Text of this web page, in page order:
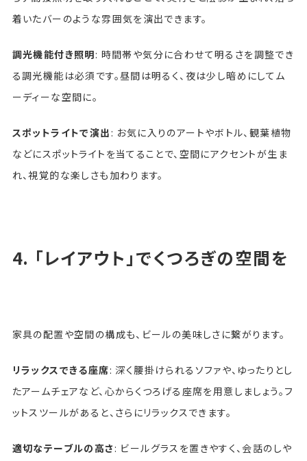
着いたバーのような雰囲気を演出できます。
調光機能付き照明: 時間帯や気分に合わせて明るさを調整でき
る調光機能は必須です。昼間は明るく、夜は少し暗めにしてム
ーディーな空間に。
スポットライトで演出 : お気に入りのアートやボトル、観葉植物
などにスポットライトを当てることで、空間にアクセントが生ま
れ、視覚的な楽しさも加わります。
4. 「レイアウト」でくつろぎの空間を
家具の配置や空間の構成も、ビールの美味しさに繋がります。
リラックスできる座席: 深く腰掛けられるソファや、ゆったりとし
たアームチェアなど、心からくつろげる座席を用意しましょう。フ
ットスツールがあると、さらにリラックスできます。
適切なテーブルの高さ : ビールグラスを置きやすく、会話のしや